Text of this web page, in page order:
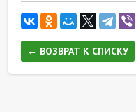
← ВОЗВРАТ К СПИСКУ